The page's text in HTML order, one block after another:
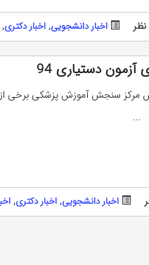
اخبار دانشجویی,اخبار دکتری,
دستیاری 94
...
اخبار دانشجویی,اخبار دکتری,